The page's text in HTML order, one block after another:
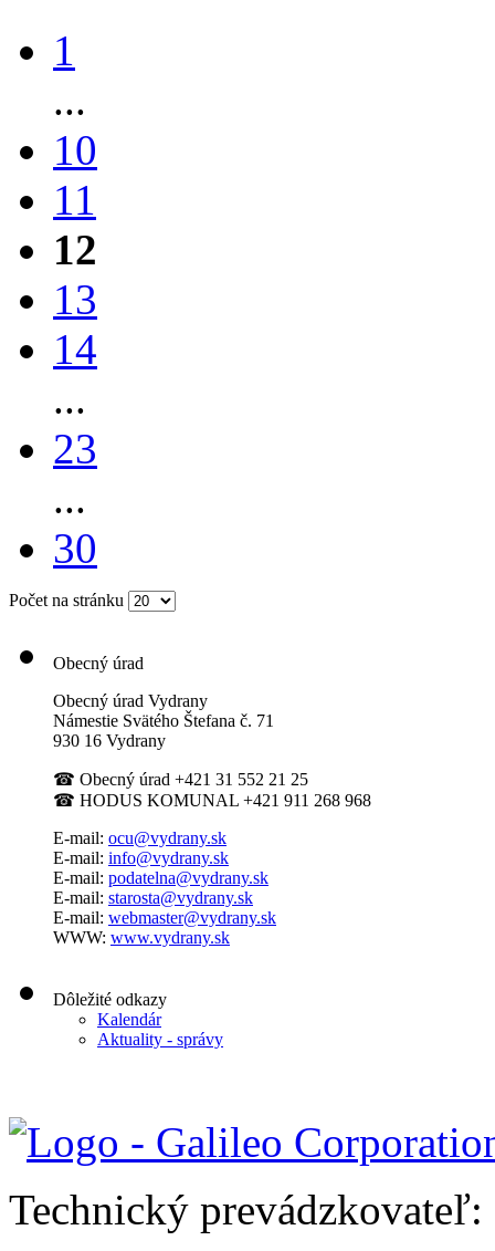
1
...
10
11
12
13
14
...
23
...
30
Počet na stránku
Obecný úrad
Obecný úrad Vydrany
Námestie Svätého Štefana č. 71
930 16 Vydrany
☎ Obecný úrad +421 31 552 21 25
☎ HODUS KOMUNAL +421 911 268 968
E-mail: ocu@vydrany.sk
E-mail: info@vydrany.sk
E-mail: podatelna@vydrany.sk
E-mail: starosta@vydrany.sk
E-mail: webmaster@vydrany.sk
WWW: www.vydrany.sk
Dôležité odkazy
Kalendár
Aktuality - správy
Technický prevádzkovateľ: